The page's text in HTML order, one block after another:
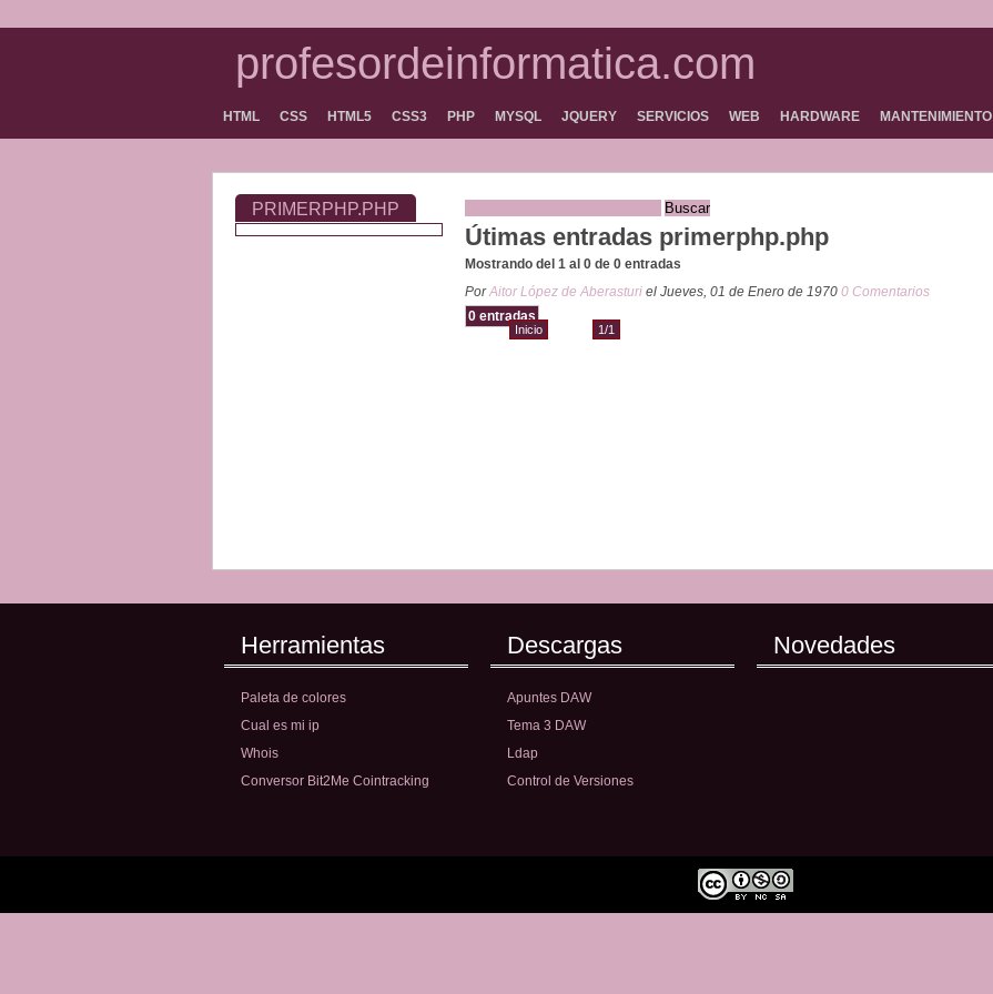
profesordeinformatica.com
HTML CSS HTML5 CSS3 PHP MYSQL JQUERY SERVICIOS WEB HARDWARE MANTENIMIENTO
PRIMERPHP.PHP
Útimas entradas primerphp.php
Mostrando del 1 al 0 de 0 entradas
PorAitor López de Aberasturi el Jueves, 01 de Enero de 1970 0 Comentarios
0 entradas
Inicio 1/1
Herramientas
Paleta de colores
Cual es mi ip
Whois
Conversor Bit2Me Cointracking
Descargas
Apuntes DAW
Tema 3 DAW
Ldap
Control de Versiones
Novedades